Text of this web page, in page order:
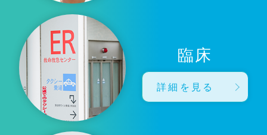
臨床
詳細を見る